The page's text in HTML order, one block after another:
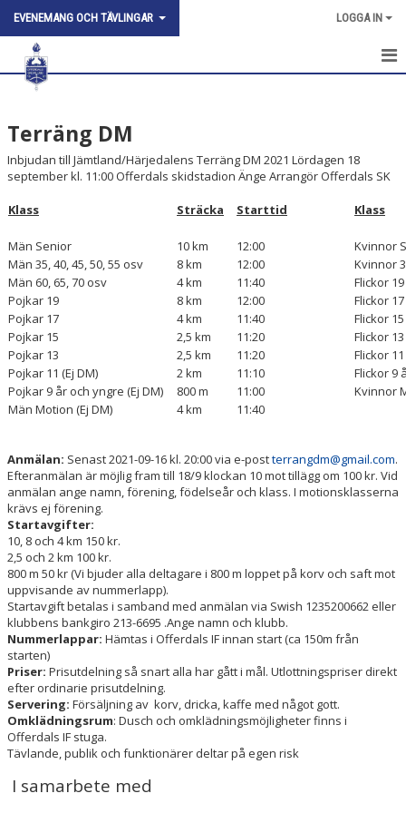
EVENEMANG OCH TÄVLINGAR LOGGA IN
HEM
NYHETER
BYAKAMPEN
OFFERDALSPROPAGANDAN
OFFERDAL RUNT
DOKUMENT
KONTAKT
ALMÅSA UPP
Terräng DM
Inbjudan till Jämtland/Härjedalens Terräng DM 2021 Lördagen 18
september kl. 11:00 Offerdals skidstadion Änge Arrangör Offerdals SK
Klass Sträcka Starttid Klass
Män Senior 10 km 12:00
Kvinnor
Män 35, 40, 45, 50, 55 osv
8 km 12:00
Kvinnor
Män 60, 65, 70 osv
4 km 11:40
Flickor 19
Pojkar 19
8 km 12:00
Flickor 17
Pojkar 17
4 km 11:40
Flickor 15
Pojkar 15
2,5 km 11:20
Flickor 13
Pojkar 13
2,5 km 11:20
Flickor 11
Pojkar 11 (Ej DM)
2 km 11:10
Flickor 9
Pojkar 9 år och yngre (Ej DM)
800 m 11:00
Kvinnor
Män Motion (Ej DM)
4 km 11:40
Anmälan: Senast 2021-09-16 kl. 20:00 via e-postterrangdm@gmail.com.
Efteranmälan är möjlig fram till 18/9 klockan 10 mot tillägg om 100 kr. Vid
anmälan ange namn, förening, födelseår och klass. I motionsklasserna
krävs ej förening.
Startavgifter:
10, 8 och 4 km 150 kr.
2,5 och 2 km 100 kr.
800 m 50 kr (Vi bjuder alla deltagare i 800 m loppet på korv och saft mot
uppvisande av nummerlapp).
Startavgift betalas i samband med anmälan via Swish 1235200662 eller
klubbens bankgiro 213-6695 .Ange namn och klubb.
Nummerlappar: Hämtas i Offerdals IF innan start (ca 150m från
starten)
Priser: Prisutdelning så snart alla har gått i mål. Utlottningspriser direkt
efter ordinarie prisutdelning.
Servering: Försäljning av korv, dricka, kaffe med något gott.
Omklädningsrum: Dusch och omklädningsmöjligheter finns i
Offerdals IF stuga.
Tävlande, publik och funktionärer deltar på egen risk
I samarbete med